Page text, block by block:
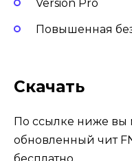
Version Pro
Повышенная
Скачать
По ссылке ниже вы
обновленный чит